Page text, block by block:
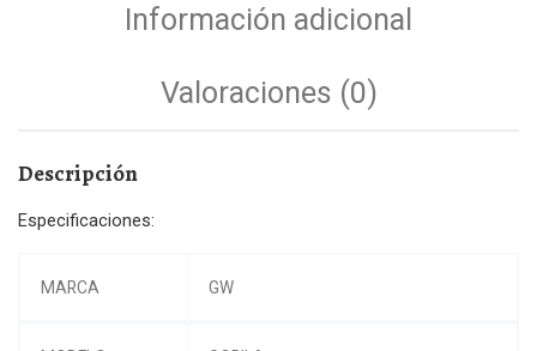
Información adicional
Valoraciones (0)
Descripción
Especificaciones:
MARCA GW